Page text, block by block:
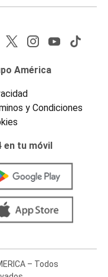
América
y Condiciones
en tu móvil
– Todos